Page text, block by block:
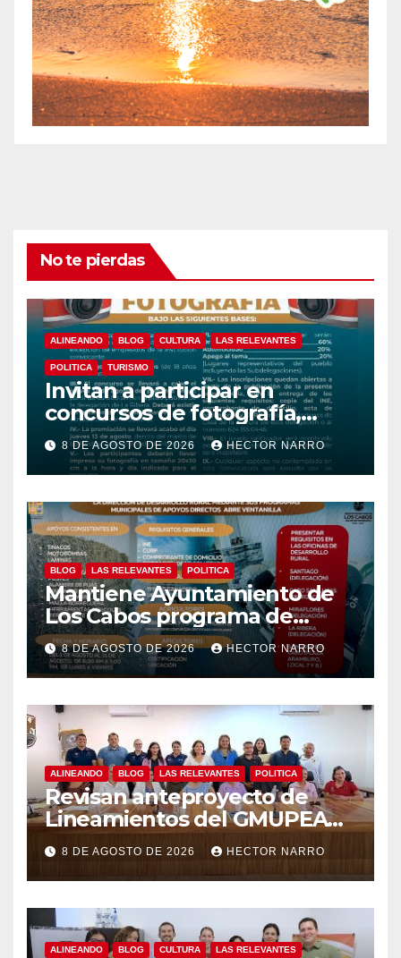
No te pierdas
ALINEANDO BLOG CULTURA LAS RELEVANTES
POLITICA TURISMO
Invitan a participar en
concursos de fotografía,
canto y pintura de las Fiestas
Tradicionales La Ribera 2026
8 DE AGOSTO DE 2026 HECTOR NARRO
BLOG LAS RELEVANTES POLITICA
Mantiene Ayuntamiento de
Los Cabos programa de
apoyos para agricultores,
ganaderos y apicultores
8 DE AGOSTO DE 2026 HECTOR NARRO
ALINEANDO BLOG LAS RELEVANTES POLITICA
Revisan anteproyecto de
Lineamientos del GMUPEA
en Los Cabos
8 DE AGOSTO DE 2026 HECTOR NARRO
ALINEANDO BLOG CULTURA LAS RELEVANTES